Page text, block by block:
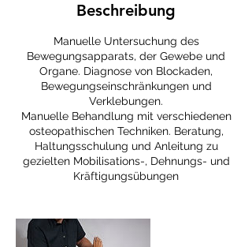
Beschreibung
Manuelle Untersuchung des
Bewegungsapparats, der Gewebe und
Organe. Diagnose von Blockaden,
Bewegungseinschränkungen und
Verklebungen.
Manuelle Behandlung mit verschiedenen
osteopathischen Techniken. Beratung,
Haltungsschulung und Anleitung zu
gezielten Mobilisations-, Dehnungs- und
Kräftigungsübungen